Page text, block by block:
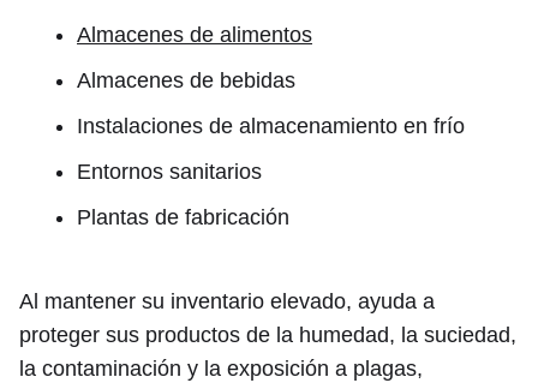
Almacenes de alimentos
Almacenes de bebidas
Instalaciones de almacenamiento en frío
Entornos sanitarios
Plantas de fabricación
Al mantener su inventario elevado, ayuda a
proteger sus productos de la humedad, la suciedad,
la contaminación y la exposición a plagas,